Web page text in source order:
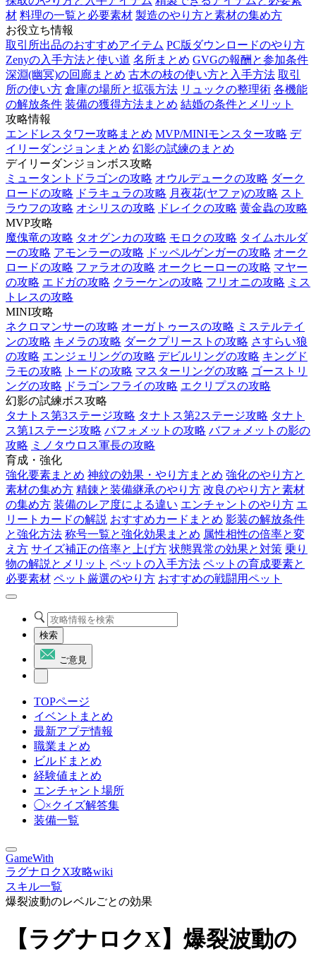
材 料理の一覧と必要素材 製造のやり方と素材の集め方
お役立ち情報
取引所出品のおすすめアイテム PC版ダウンロードのやり方
Zenyの入手方法と使い道 名所まとめ GVGの報酬と参加条件
深淵(幽冥)の回廊まとめ 古木の枝の使い方と入手方法 取引
所の使い方 倉庫の場所と拡張方法 リュックの整理術 各機能
の解放条件 装備の獲得方法まとめ 結婚の条件とメリット
攻略情報
エンドレスタワー攻略まとめ MVP/MINIモンスター攻略 デ
イリーダンジョンまとめ 幻影の試練のまとめ
デイリーダンジョンボス攻略
ミュータントドラゴンの攻略 オウルデュークの攻略 ダーク
ロードの攻略 ドラキュラの攻略 月夜花(ヤファ)の攻略 スト
ラウフの攻略 オシリスの攻略 ドレイクの攻略 黄金蟲の攻略
MVP攻略
魔傀竜の攻略 タオグンカの攻略 モロクの攻略 タイムホルダ
ーの攻略 アモンラーの攻略 ドッペルゲンガーの攻略 オーク
ロードの攻略 ファラオの攻略 オークヒーローの攻略 マヤー
の攻略 エドガの攻略 クラーケンの攻略 フリオニの攻略 ミス
トレスの攻略
MINI攻略
ネクロマンサーの攻略 オーガトゥースの攻略 ミステルテイ
ンの攻略 キメラの攻略 ダークプリーストの攻略 さすらい狼
の攻略 エンジェリングの攻略 デビルリングの攻略 キングド
ラモの攻略
トードの攻略 マスターリングの攻略 ゴーストリ
ングの攻略 ドラゴンフライの攻略 エクリプスの攻略
幻影の試練ボス攻略
タナトス第3ステージ攻略 タナトス第2ステージ攻略 タナト
ス第1ステージ攻略 バフォメットの攻略 バフォメットの影の
攻略 ミノタウロス軍長の攻略
育成・強化
強化要素まとめ 神紋の効果・やり方まとめ 強化のやり方と
素材の集め方 精錬と装備継承のやり方 改良のやり方と素材
の集め方 装備のレア度による違い エンチャントのやり方 エ
リートカードの解説 おすすめカードまとめ 影装の解放条件
と強化方法 称号一覧と強化効果まとめ 属性相性の倍率と変
え方 サイズ補正の倍率と上げ方 状態異常の効果と対策 乗り
物の解説とメリット ペットの入手方法 ペットの育成要素と
必要素材 ペット厳選のやり方 おすすめの戦闘用ペット
検索
ご意見
TOPページ
イベントまとめ
最新アプデ情報
職業まとめ
ビルドまとめ
経験値まとめ
エンチャント場所
◯×クイズ解答集
装備一覧
GameWith
ラグナロクX攻略wiki
スキル一覧
爆裂波動のレベルごとの効果
【ラグナロクX】爆裂波動の